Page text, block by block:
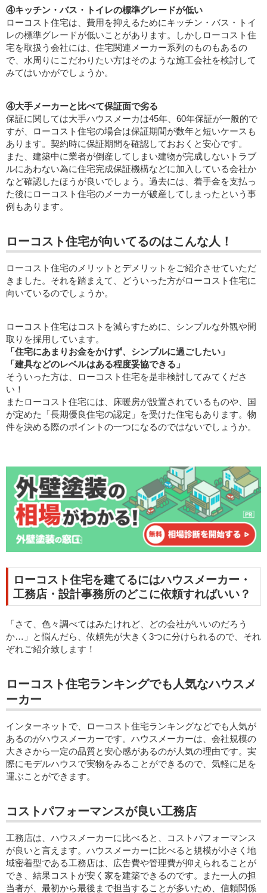
④キッチン・バス・トイレの標準グレードが低い
ローコスト住宅は、費用を抑えるためにキッチン・バス・トイ
レの標準グレードが低いことがあります。しかしローコスト住
宅を取扱う会社には、住宅関連メーカー系列のものもあるの
で、水周りにこだわりたい方はそのような施工会社を検討して
みてはいかがでしょうか。
④大手メーカーと比べて保証面で劣る
保証に関しては大手ハウスメーカは45年、60年保証が一般的で
すが、ローコスト住宅の場合は保証期間が数年と短いケースも
あります。契約時に保証期間を確認しておおくと安心です。
また、建築中に業者が倒産してしまい建物が完成しないトラブ
ルにあわない為に住宅完成保証機構などに加入している会社か
など確認したほうが良いでしょう。過去には、着手金を支払っ
た後にローコスト住宅のメーカーが破産してしまったという事
例もあります。
ローコスト住宅が向いてるのはこんな人！
ローコスト住宅のメリットとデメリットをご紹介させていただ
きました。それを踏まえて、どういった方がローコスト住宅に
向いているのでしょうか。
ローコスト住宅はコストを減らすために、シンプルな外観や間
取りを採用しています。
「住宅にあまりお金をかけず、シンプルに過ごしたい」
「建具などのレベルはある程度妥協できる」
そういった方は、ローコスト住宅を是非検討してみてくださ
い！
またローコスト住宅には、床暖房が設置されているものや、国
が定めた「長期優良住宅の認定」を受けた住宅もあります。物
件を決める際のポイントの一つになるのではないでしょうか。
ローコスト住宅を建てるにはハウスメーカー・
工務店・設計事務所のどこに依頼すればいい？
「さて、色々調べてはみたけれど、どの会社がいいのだろう
か…」と悩んだら、依頼先が大きく3つに分けられるので、それ
ぞれご紹介致します！
ローコスト住宅ランキングでも人気なハウスメ
ーカー
インターネットで、ローコスト住宅ランキングなどでも人気が
あるのがハウスメーカーです。ハウスメーカーは、会社規模の
大きさから一定の品質と安心感があるのが人気の理由です。実
際にモデルハウスで実物をみることができるので、気軽に足を
運ぶことができます。
コストパフォーマンスが良い工務店
工務店は、ハウスメーカーに比べると、コストパフォーマンス
が良いと言えます。ハウスメーカーに比べると規模が小さく地
域密着型である工務店は、広告費や管理費が抑えられることが
でき、結果コストが安く家を建築できるのです。また一人の担
当者が、最初から最後まで担当することが多いため、信頼関係